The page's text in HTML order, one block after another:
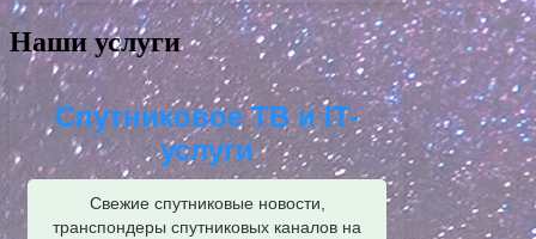
Наши услуги
Спутниковое ТВ и IT-
услуги
Свежие спутниковые новости,
транспондеры спутниковых каналов на